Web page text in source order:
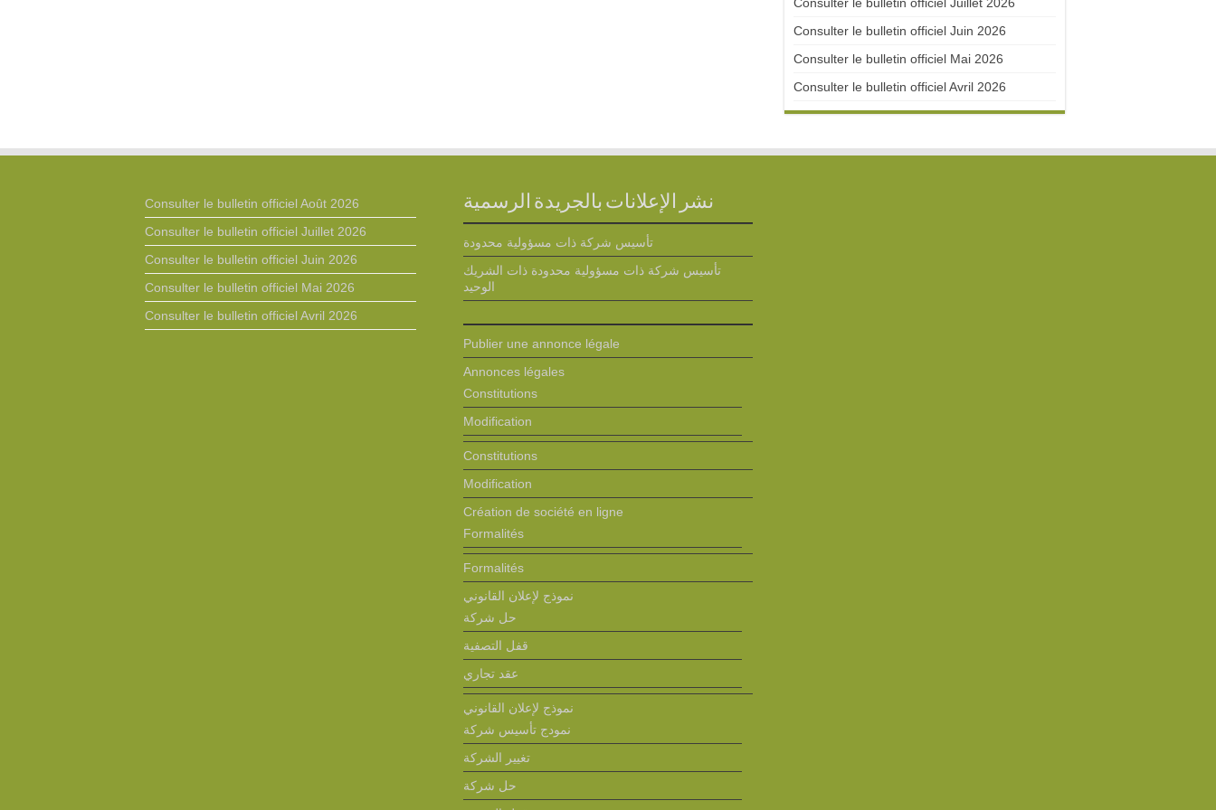
Consulter le bulletin officiel Juin 2026
Consulter le bulletin officiel Mai 2026
Consulter le bulletin officiel Avril 2026
Consulter le bulletin officiel Août 2026
Consulter le bulletin officiel Juillet 2026
Consulter le bulletin officiel Juin 2026
Consulter le bulletin officiel Mai 2026
Consulter le bulletin officiel Avril 2026
نشر الإعلانات بالجريدة الرسمية
تأسيس شركة ذات مسؤولية محدودة
تأسيس شركة ذات مسؤولية محدودة ذات الشريك
الوحيد
Publier une annonce légale
Annonces légales
Constitutions
Modification
Constitutions
Modification
Création de société en ligne
Formalités
Formalités
نموذج لإعلان القانوني
حل شركة
قفل التصفية
عقد تجاري
نموذج لإعلان القانوني
نمودج تأسيس شركة
تغيير الشركة
حل شركة